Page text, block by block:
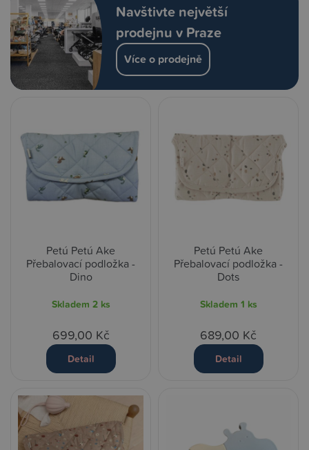
Navštivte největší
prodejnu v Praze
Více o prodejně
Petú Petú Ake
Přebalovací podložka -
Dino
Skladem 2 ks
699,00 Kč
Detail
Petú Petú Ake
Přebalovací podložka -
Dots
Skladem 1 ks
689,00 Kč
Detail